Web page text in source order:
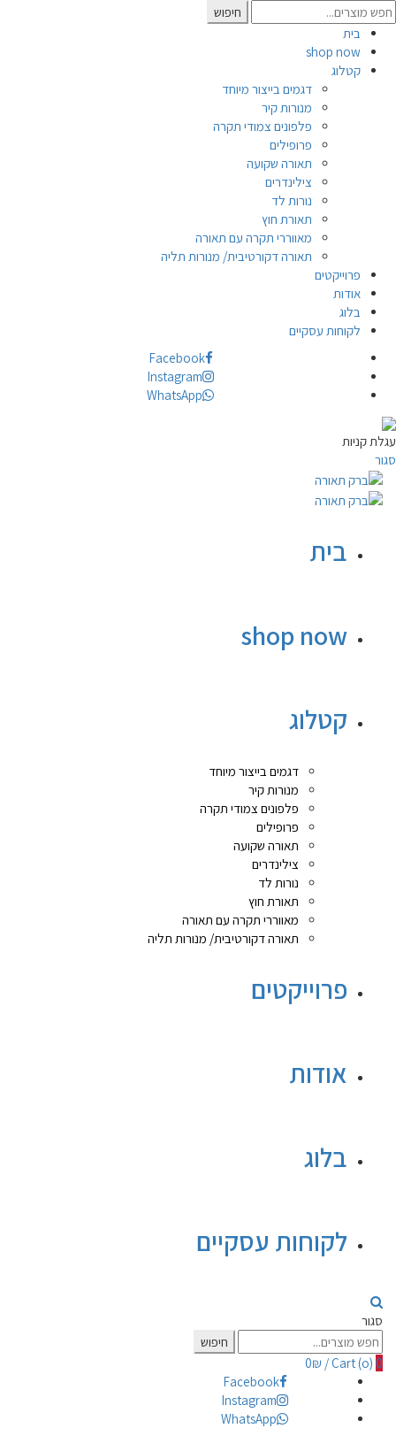
Search
for:
חיפוש
בית
shop now
קטלוג
דגמים בייצור מיוחד
מנורות קיר
פלפונים צמודי תקרה
פרופילים
תאורה שקועה
צילינדרים
נורות לד
תאורת חוץ
מאווררי תקרה עם תאורה
תאורה דקורטיבית/ מנורות תליה
פרוייקטים
אודות
בלוג
לקוחות עסקיים
Facebook
Instagram
WhatsApp
עגלת קניות
סגור
בית
shop now
קטלוג
דגמים בייצור מיוחד
מנורות קיר
פלפונים צמודי תקרה
פרופילים
תאורה שקועה
צילינדרים
נורות לד
תאורת חוץ
מאווררי תקרה עם תאורה
תאורה דקורטיבית/ מנורות תליה
פרוייקטים
אודות
בלוג
לקוחות עסקיים
סגור
Search
for:
חיפוש
Cart (o) 0
/
0₪
Facebook
Instagram
WhatsApp